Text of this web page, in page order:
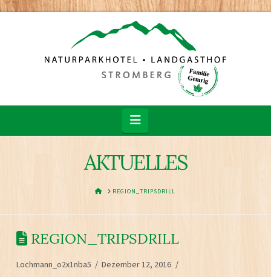
Navigation
AKTUELLES
HOMEREGION_TRIPSDRILL
REGION_TRIPSDRILL
Lochmann_o2x1nba5 Dezember 12, 2016